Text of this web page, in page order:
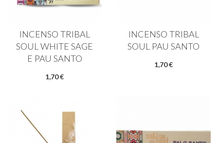
INCENSO TRIBAL
SOUL WHITE SAGE
E PAU SANTO
1,70 €
INCENSO TRIBAL
SOUL PAU SANTO
1,70 €